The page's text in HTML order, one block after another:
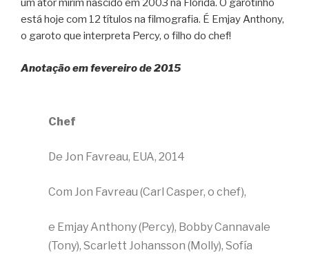
um ator mirim nascido em 2003 na Flórida. O garotinho
está hoje com 12 títulos na filmografia. É Emjay Anthony,
o garoto que interpreta Percy, o filho do chef!
Anotação em fevereiro de 2015
Chef
De Jon Favreau, EUA, 2014
Com Jon Favreau (Carl Casper, o chef),
e Emjay Anthony (Percy), Bobby Cannavale
(Tony), Scarlett Johansson (Molly), Sofía